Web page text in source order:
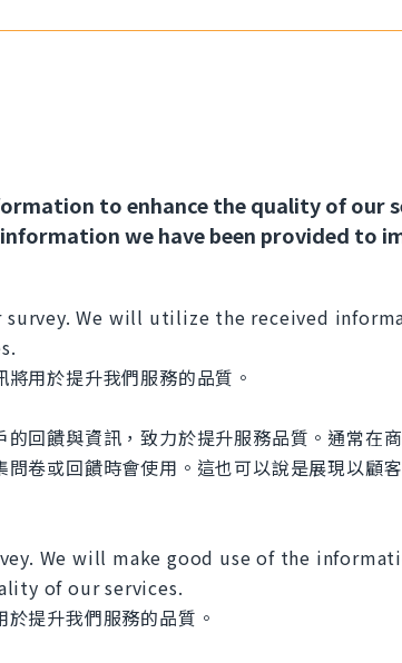
to enhance the quality of our
information we have been provided to
We will utilize the received
用於提升我們服務的品質。
回饋與資訊，致力於提升服務品質。通常在
卷或回饋時會使用。這也可以說是展現以顧
We will make good use of the
of our services.
提升我們服務的品質。